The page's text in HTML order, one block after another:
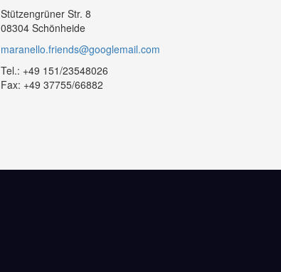
Stützengrüner Str. 8
08304 Schönheide
maranello.friends@googlemail.com
Tel.: +49 151/23548026
Fax: +49 37755/66882